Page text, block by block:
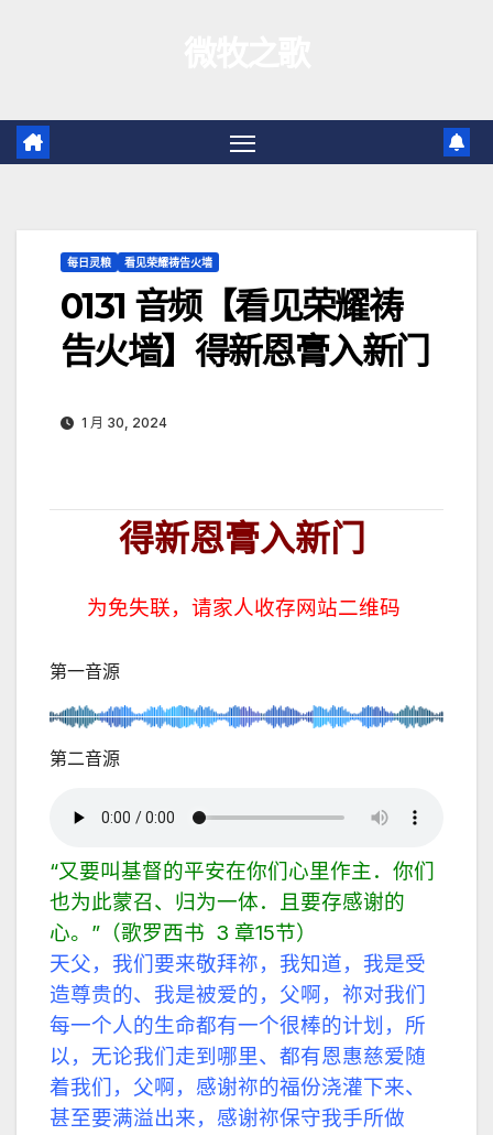
容
每日灵粮 看见荣耀祷告火墙
0131 音频【看见荣耀祷
告火墙】得新恩膏入新门
1 月 30, 2024
得新恩膏入新门
为免失联，请家人收存网站二维码
第一音源
第二音源
“又要叫基督的平安在你们心里作主．你们
也为此蒙召、归为一体．且要存感谢的
心。”（歌罗西书 3 章15节）
天父，我们要来敬拜祢，我知道，我是受
造尊贵的、我是被爱的，父啊，祢对我们
每一个人的生命都有一个很棒的计划， 所
以，无论我们走到哪里、都有恩惠慈爱随
着我们， 父啊，感谢祢的福份浇灌下来、
甚至要满溢出来，感谢祢保守我手所做